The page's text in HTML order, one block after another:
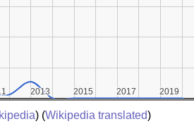
2013
2013 2015
2015 2017
2017 2019
2019
) (Wikipedia translated)